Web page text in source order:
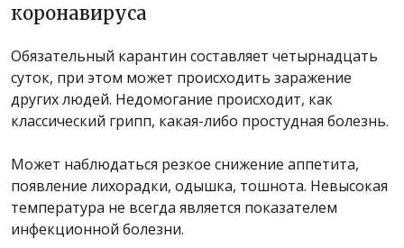
коронавируса
Обязательный карантин составляет четырнадцать
суток, при этом может происходить заражение
других людей. Недомогание происходит, как
классический грипп, какая-либо простудная болезнь.
Может наблюдаться резкое снижение аппетита,
появление лихорадки, одышка, тошнота. Невысокая
температура не всегда является показателем
инфекционной болезни.